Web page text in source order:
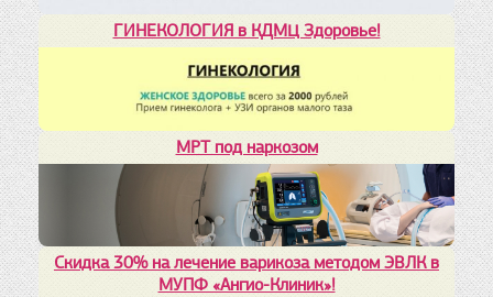
ГИНЕКОЛОГИЯ в КДМЦ Здоровье!
МРТ под наркозом
Скидка 30% на лечение варикоза методом ЭВЛК в
МУПФ «Ангио-Клиник»!